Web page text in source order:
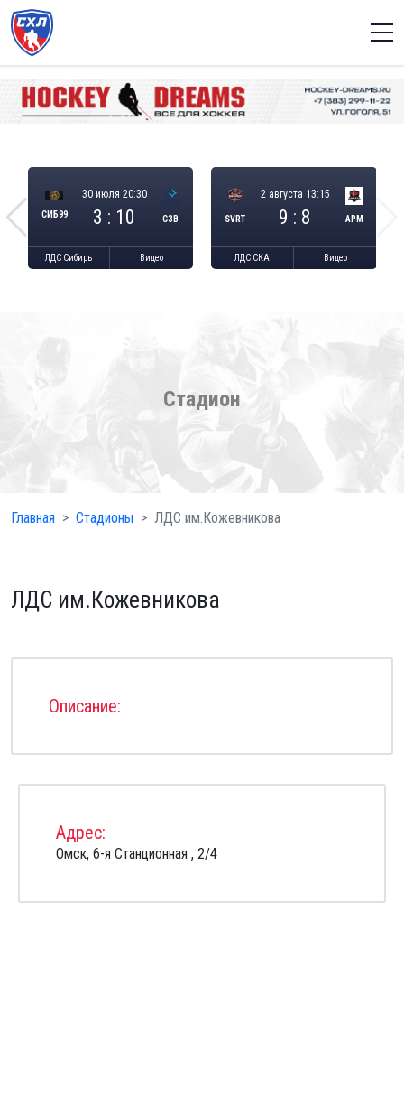
СИБ99
30 июля 20:30
3 : 10 СЗВ
ЛДС Сибирь Видео
SVRT
2 августа 13:15
9 : 8 АРМ
ЛДС СКА Видео
Стадион
Главная Стадионы ЛДС им.Кожевникова
ЛДС им.Кожевникова
Описание:
Адрес:
Омск, 6-я Станционная , 2/4